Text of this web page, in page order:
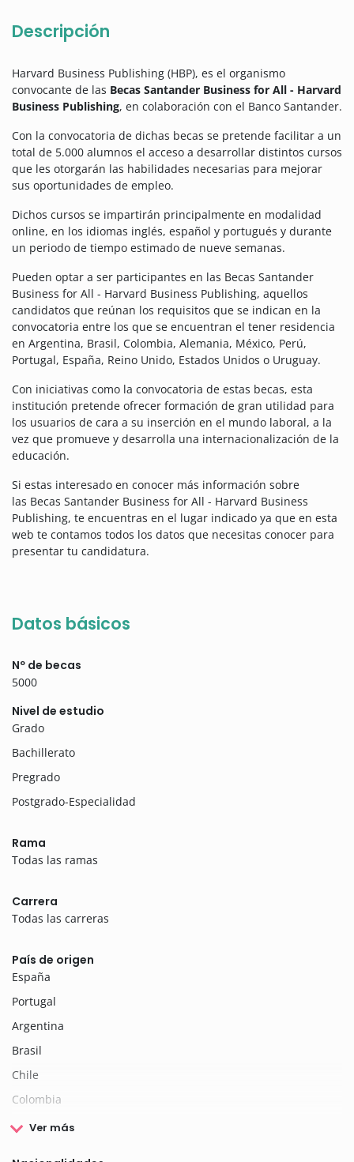
Descripción
Harvard Business Publishing (HBP), es el organismo
convocante de las Becas Santander Business for All - Harvard
Business Publishing, en colaboración con el Banco Santander.
Con la convocatoria de dichas becas se pretende facilitar a un
total de 5.000 alumnos el acceso a desarrollar distintos cursos
que les otorgarán las habilidades necesarias para mejorar
sus oportunidades de empleo.
Dichos cursos se impartirán principalmente en modalidad
online, en los idiomas inglés, español y portugués y durante
un periodo de tiempo estimado de nueve semanas.
Pueden optar a ser participantes en las Becas Santander
Business for All - Harvard Business Publishing, aquellos
candidatos que reúnan los requisitos que se indican en la
convocatoria entre los que se encuentran el tener residencia
en Argentina, Brasil, Colombia, Alemania, México, Perú,
Portugal, España, Reino Unido, Estados Unidos o Uruguay.
Con iniciativas como la convocatoria de estas becas, esta
institución pretende ofrecer formación de gran utilidad para
los usuarios de cara a su inserción en el mundo laboral, a la
vez que promueve y desarrolla una internacionalización de la
educación.
Si estas interesado en conocer más información sobre
las Becas Santander Business for All - Harvard Business
Publishing, te encuentras en el lugar indicado ya que en esta
web te contamos todos los datos que necesitas conocer para
presentar tu candidatura.
Datos básicos
Nº de becas
5000
Nivel de estudio
Grado
Bachillerato
Pregrado
Postgrado-Especialidad
Rama
Todas las ramas
Carrera
Todas las carreras
País de origen
España
Portugal
Argentina
Brasil
Chile
Colombia
Ver más